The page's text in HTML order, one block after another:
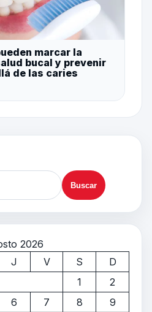
marcar la
bucal y prevenir
de las caries
2026
J V S
D
1
2
6 7 8
9